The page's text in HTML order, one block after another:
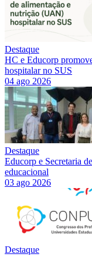
Destaque
HC e Educorp
hospitalar no SUS
04 ago 2026
Destaque
Educorp e Secretaria
educacional
03 ago 2026
Destaque